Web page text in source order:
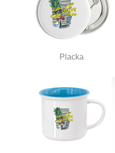
Placka